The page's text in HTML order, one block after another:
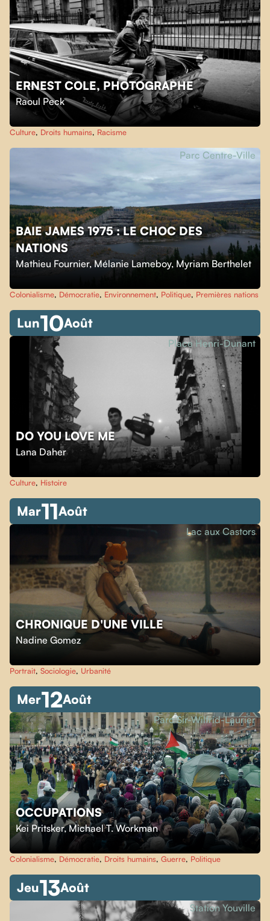
ERNEST COLE, PHOTOGRAPHE
Raoul Peck
Culture, Droits humains, Racisme
BAIE JAMES 1975 : LE CHOC DES
NATIONS
Mathieu Fournier,Mélanie Lameboy, Myriam Berthelet
Parc Centre-Ville
Colonialisme, Démocratie, Environnement, Politique, Premières nations
Lun10Août
DO YOU LOVE ME
Lana Daher
Place Henri-Dunant
Culture, Histoire
Mar11Août
CHRONIQUE D'UNE VILLE
Nadine Gomez
Lac aux Castors
Portrait, Sociologie, Urbanité
Mer12Août
OCCUPATIONS
Kei Pritsker,Michael T. Workman
Parc Sir-Wilfrid-Laurier
Colonialisme, Démocratie, Droits humains, Guerre, Politique
Jeu13Août
Station Youville